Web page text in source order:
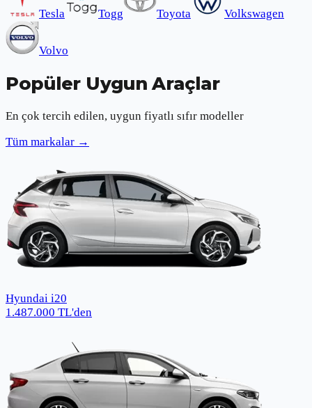
Tesla Togg Toyota Volkswagen
Volvo
Popüler Uygun Araçlar
En çok tercih edilen, uygun fiyatlı sıfır modeller
Tüm markalar →
Hyundai i20
1.487.000 TL'den